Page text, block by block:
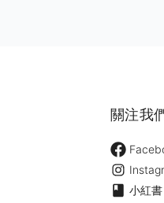
關注我
小紅書